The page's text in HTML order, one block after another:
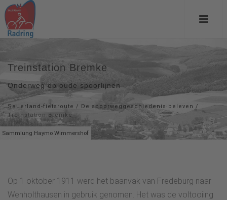
Sammlung Haymo Wimmershof
Treinstation Bremke
Onderweg op oude spoorlijnen
Sauerland-fietsroute / De spoorweggeschiedenis beleven /
Treinstation Bremke
Op 1 oktober 1911 werd het baanvak van Fredeburg naar
Wenholthausen in gebruik genomen. Het was de voltooiing